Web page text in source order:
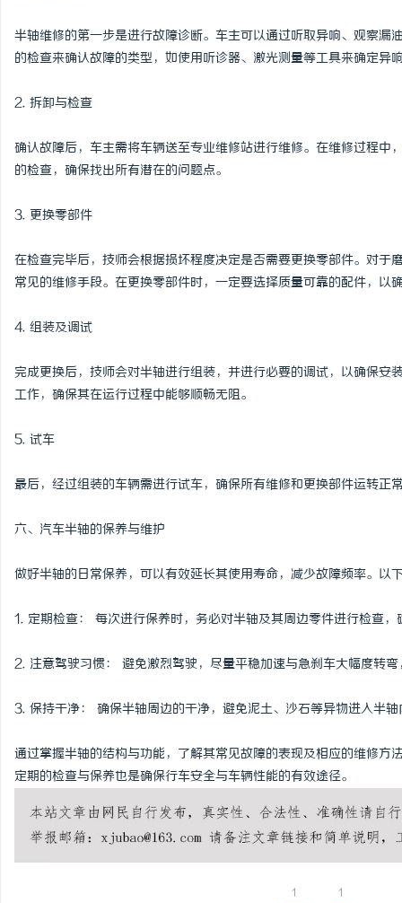
半轴维修的第一步是进行故障诊断。车主可以通过听取异响、观察
的检查来确认故障的类型，如使用听诊器、激光测量等工具来确定异
2. 拆卸与检查
确认故障后，车主需将车辆送至专业维修站进行维修。在维修过程
的检查，确保找出所有潜在的问题点。
3. 更换零部件
在检查完毕后，技师会根据损坏程度决定是否需要更换零部件。对
常见的维修手段。在更换零部件时，一定要选择质量可靠的配件，以
4. 组装及调试
完成更换后，技师会对半轴进行组装，并进行必要的调试，以确保
工作，确保其在运行过程中能够顺畅无阻。
5. 试车
最后，经过组装的车辆需进行试车，确保所有维修和更换部件运转正
六、汽车半轴的保养与维护
做好半轴的日常保养，可以有效延长其使用寿命，减少故障频率。以
1. 定期检查： 每次进行保养时，务必对半轴及其周边零件进行检查
2. 注意驾驶习惯： 避免激烈驾驶，尽量平稳加速与急刹车大幅度转
3. 保持干净： 确保半轴周边的干净，避免泥土、沙石等异物进入半
通过掌握半轴的结构与功能，了解其常见故障的表现及相应的维修
定期的检查与保养也是确保行车安全与车辆性能的有效途径。
1 1